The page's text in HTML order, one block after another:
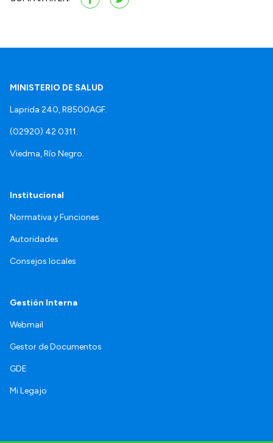
MINISTERIO DE SALUD
Laprida 240, R8500AGF.
(02920) 42 0311.
Viedma, Río Negro.
Institucional
Normativa y Funciones
Autoridades
Consejos locales
Gestión Interna
Webmail
Gestor de Documentos
GDE
Mi Legajo